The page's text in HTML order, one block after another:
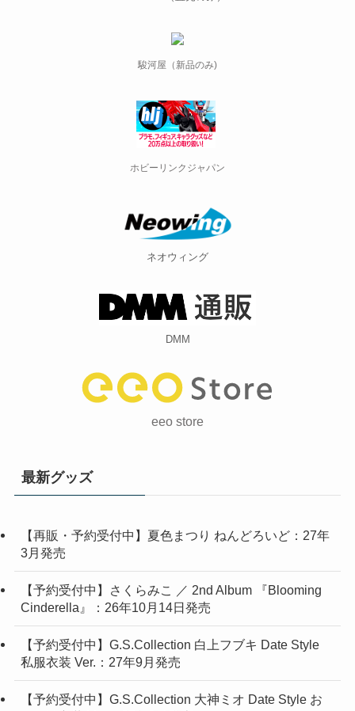
駿河屋（新品のみ)
ホビーリンクジャパン
ネオウィング
DMM
eeo store
最新グッズ
【再販・予約受付中】夏色まつり ねんどろいど：27年
3月発売
【予約受付中】さくらみこ ／ 2nd Album 『Blooming
Cinderella』：26年10月14日発売
【予約受付中】G.S.Collection 白上フブキ Date Style
私服衣装 Ver.：27年9月発売
【予約受付中】G.S.Collection 大神ミオ Date Style お